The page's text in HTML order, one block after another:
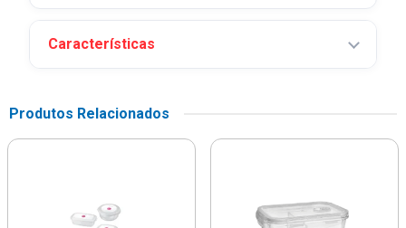
Características
Produtos Relacionados